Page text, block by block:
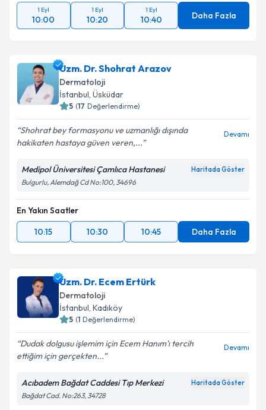
1 Eyl
10:00
1 Eyl
10:20
1 Eyl
10:40 Daha Fazla
Uzm. Dr. Shohrat Arazov
Dermatoloji
İstanbul, Üsküdar
5 (17 Değerlendirme)
Shohrat bey formasyonu ve uzmanlığı dışında
hakikaten hastaya güven veren,...
Devamı
Medipol Üniversitesi Çamlıca Hastanesi Haritada Göster
Bulgurlu, Alemdağ Cd No:100, 34696
En Yakın Saatler
10:15
10:30 10:45 Daha Fazla
Uzm. Dr. Ecem Ertürk
Dermatoloji
İstanbul, Kadıköy
5 (1 Değerlendirme)
Dudak dolgusu işlemim için Ecem Hanım’ı tercih
ettiğim için gerçekten...
Devamı
Acıbadem Bağdat Caddesi Tıp Merkezi Haritada Göster
Bağdat Cad. No:263, 34728